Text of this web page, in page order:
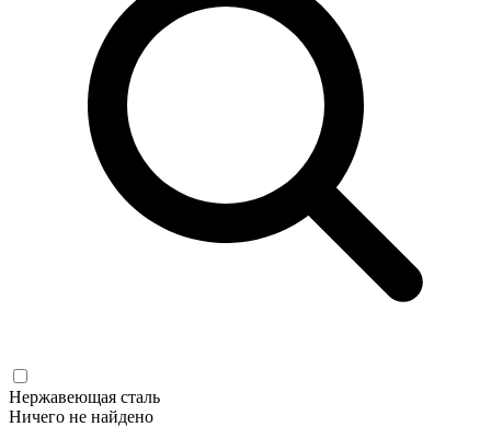
Нержавеющая сталь
Ничего не найдено